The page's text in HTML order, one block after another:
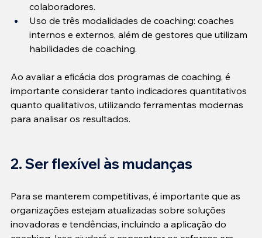
colaboradores.
Uso de três modalidades de coaching: coaches
internos e externos, além de gestores que utilizam
habilidades de coaching.
Ao avaliar a eficácia dos programas de coaching, é
importante considerar tanto indicadores quantitativos
quanto qualitativos, utilizando ferramentas modernas
para analisar os resultados.
2. Ser flexível às mudanças
Para se manterem competitivas, é importante que as
organizações estejam atualizadas sobre soluções
inovadoras e tendências, incluindo a aplicação do